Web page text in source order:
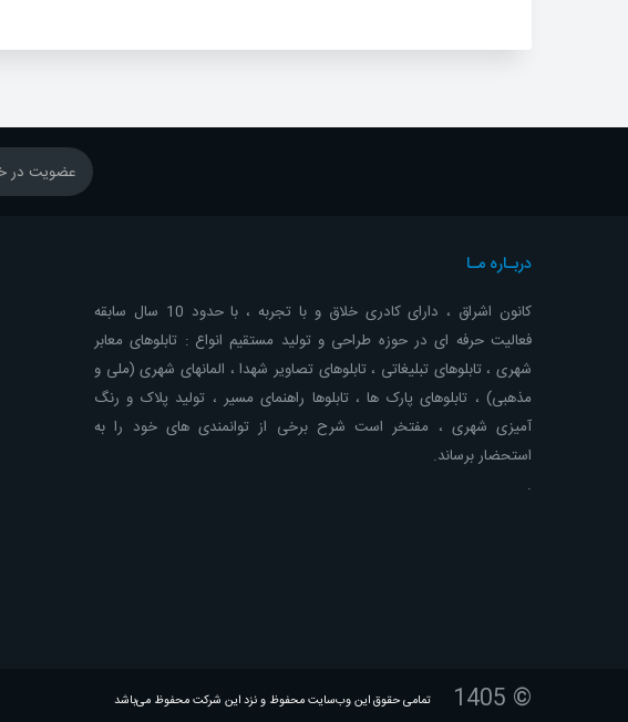
عضویت در
دربـاره مـا
کانون اشراق ، دارای کادری خلاق و با تجربه ، با حدود 10 سال سابقه
فعالیت حرفه ای در حوزه طراحی و تولید مستقیم انواع : تابلوهای معابر
شهری ، تابلوهای تبلیغاتی ، تابلوهای تصاویر شهدا ، المانهای شهری (ملی و
مذهبی) ، تابلوهای پارک ها ، تابلوها راهنمای مسیر ، تولید پلاک و رنگ
آمیزی شهری ، مفتخر است شرح برخی از توانمندی های خود را به
استحضار برساند.
.
© 1405 تمامی حقوق این وب‌سایت محفوظ و نزد این شرکت محفوظ می‌باشد